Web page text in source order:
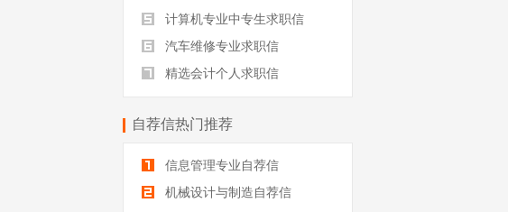
计算机专业中专生求职信
汽车维修专业求职信
精选会计个人求职信
自荐信热门推荐
信息管理专业自荐信
机械设计与制造自荐信